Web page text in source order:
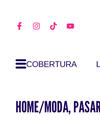
COBERTURA
HOME/MODA,